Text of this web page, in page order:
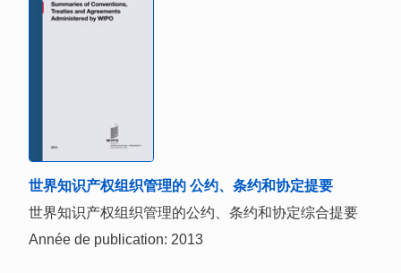
世界知识产权组织管理的 公约、条约和协定提要
世界知识产权组织管理的公约、条约和协定综合提要
Année de publication: 2013